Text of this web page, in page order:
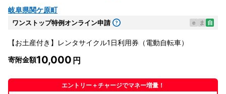
岐阜県関ケ原町
ワンストップ特例オンライン申請 e ま 自
【お土産付き】レンタサイクル1日利用券（電動自転車）
寄附金額10,000
エントリー＋チャージでマネー増量！